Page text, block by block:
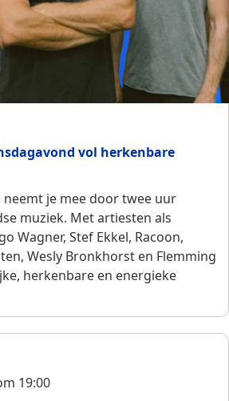
vol herkenbare
neemt je mee door twee uur
muziek. Met artiesten als
Wagner, Stef Ekkel, Racoon,
Wesly Bronkhorst en Flemming
herkenbare en energieke
19:00